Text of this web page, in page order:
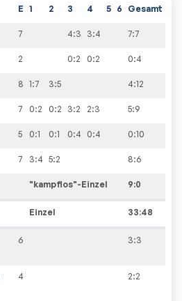
E 1 2 3 4 5 6 Gesamt
7 4:3 3:4 7:7
2 0:2 0:2 0:4
8 1:7 3:5 4:12
7 0:2 0:2 3:2 2:3 5:9
5 0:1 0:1 0:4 0:4 0:10
7 3:4 5:2 8:6
"kampflos"-Einzel 9:0
Einzel 33:48
6 3:3
4 2:2